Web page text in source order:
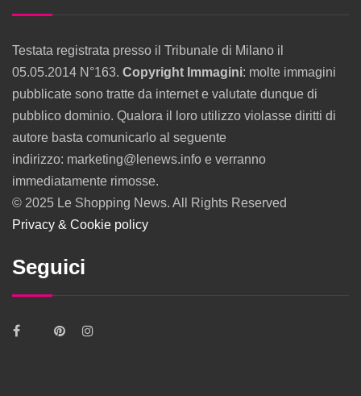
Testata registrata presso il Tribunale di Milano il
05.05.2014 N°163. Copyright Immagini: molte immagini
pubblicate sono tratte da internet e valutate dunque di
pubblico dominio. Qualora il loro utilizzo violasse diritti di
autore basta comunicarlo al seguente
indirizzo: marketing@lenews.info e verranno
immediatamente rimosse.
© 2025 Le Shopping News. All Rights Reserved
Privacy & Cookie policy
Seguici